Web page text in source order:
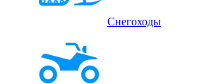
Снегоходы